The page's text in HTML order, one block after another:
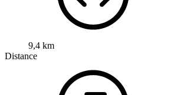
9,4 km
Distance